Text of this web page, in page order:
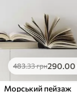
483.33грн290.00
Морський пейзаж